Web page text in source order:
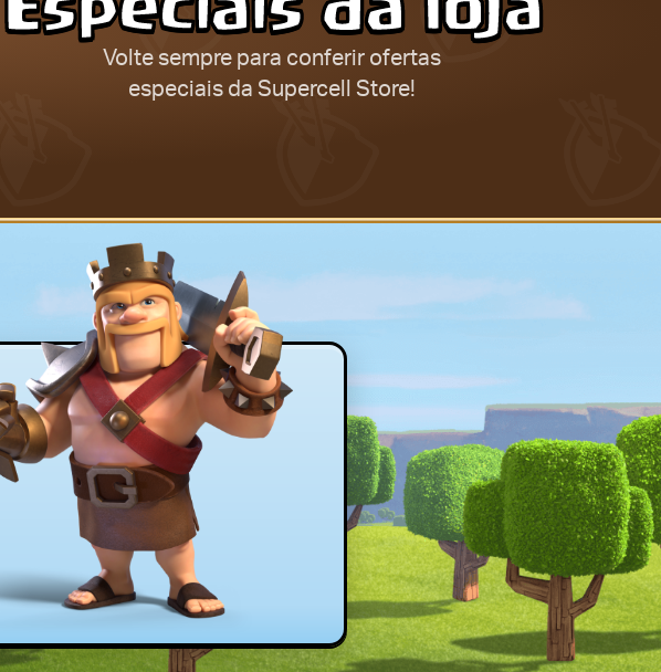
Especiais da loja
Volte sempre para conferir ofertas
especiais da Supercell Store!